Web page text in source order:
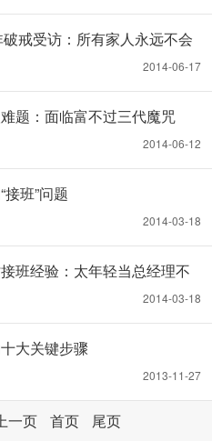
戒受访：所有家人永远不会
2014-06-17
题：面临富不过三代魔咒
2014-06-12
班”问题
2014-03-18
班经验：太年轻当总经理不
2014-03-18
大关键步骤
2013-11-27
一页 首页 尾页